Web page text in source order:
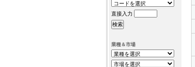
直接入力
業種＆市場